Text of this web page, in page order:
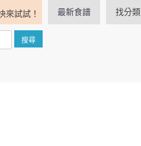
來試試！ 最新食譜 找分類